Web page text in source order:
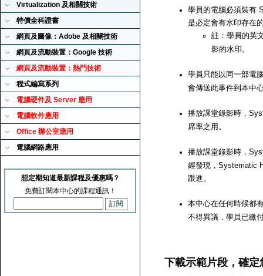
Virtualization 及相關技術
特價全科證書
網頁及圖像：Adobe 及相關技術
網頁及流動裝置：Google 技術
網頁及流動裝置：熱門技術
程式編寫系列
電腦硬件及 Server 應用
電腦軟件應用
Office 辦公室應用
電腦網路應用
想定期知道最新課程及優惠嗎？
免費訂閱本中心的課程通訊！
學員的電腦必須裝有
是必定會有水印存在
註：學員的英
影的水印。
學員只能以同一部電
會傳送此事件到本中
播放課堂錄影時，
席率之用。
播放課堂錄影時，
經發現，Systematic
跟進。
本中心在任何時候都
不得異議，學員已繳
下載示範片段，確